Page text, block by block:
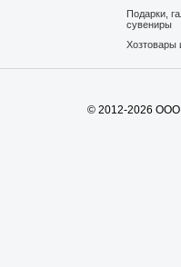
Подарки,
сувениры
Хозтовары
© 2012-2026